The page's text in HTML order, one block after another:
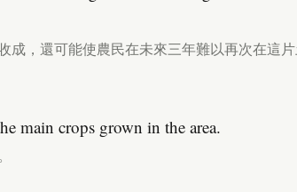
成，還可能使農民在未來三年難以再次在這
main crops grown in the area.